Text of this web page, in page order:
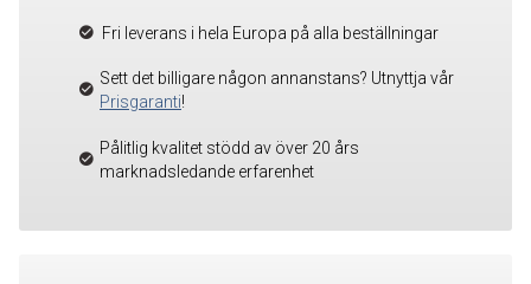
Fri leverans i hela Europa på alla beställningar
Sett det billigare någon annanstans? Utnyttja vår
Prisgaranti!
Pålitlig kvalitet stödd av över 20 års
marknadsledande erfarenhet